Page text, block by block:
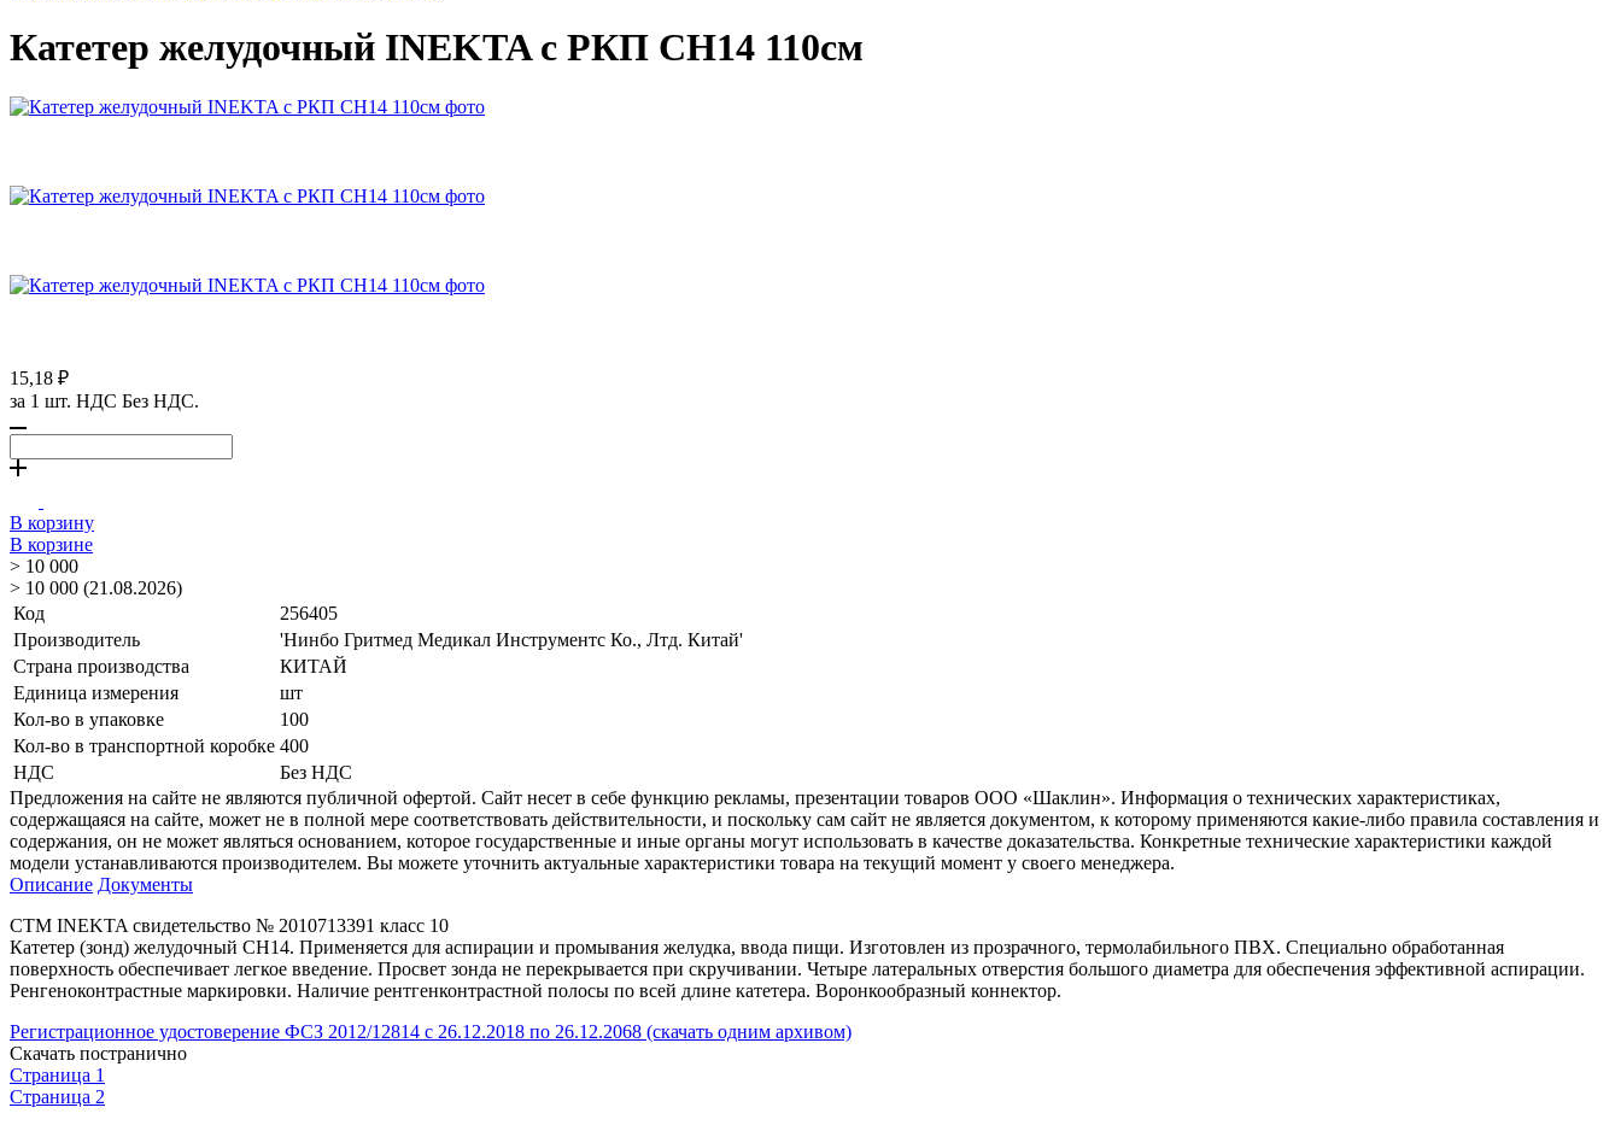
Катетер желудочный INEKTA с РКП CH14 110см
15,18 ₽
за 1 шт. НДС Без НДС.
В корзину
В корзине
> 10 000
> 10 000 (21.08.2026)
Код
256405
Производитель
'Нинбо Гритмед Медикал Инструментс Ко., Лтд. Китай'
Страна производства
КИТАЙ
Единица измерения
шт
Кол-во в упаковке
100
Кол-во в транспортной коробке 400
НДС
Без НДС
Предложения на сайте не являются публичной офертой. Сайт несет в себе функцию рекламы, презентации товаров ООО «Шаклин». Информация о технических характеристиках,
содержащаяся на сайте, может не в полной мере соответствовать действительности, и поскольку сам сайт не является документом, к которому применяются какие-либо правила составления и
содержания, он не может являться основанием, которое государственные и иные органы могут использовать в качестве доказательства. Конкретные технические характеристики каждой
модели устанавливаются производителем. Вы можете уточнить актуальные характеристики товара на текущий момент у своего менеджера.
Описание Документы
СТМ INEKTA свидетельство № 2010713391 класс 10
Катетер (зонд) желудочный СН14. Применяется для аспирации и промывания желудка, ввода пищи. Изготовлен из прозрачного, термолабильного ПВХ. Специально обработанная
поверхность обеспечивает легкое введение. Просвет зонда не перекрывается при скручивании. Четыре латеральных отверстия большого диаметра для обеспечения эффективной аспирации.
Ренгеноконтрастные маркировки. Наличие рентгенконтрастной полосы по всей длине катетера. Воронкообразный коннектор.
Регистрационное удостоверение ФСЗ 2012/12814 с 26.12.2018 по 26.12.2068 (скачать одним архивом)
Скачать постранично
Страница 1
Страница 2